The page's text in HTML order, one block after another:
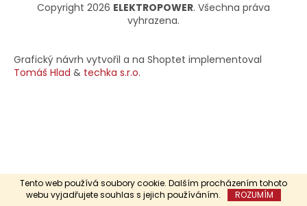
Tento web používá soubory cookie. Dalším procházením tohoto
webu vyjadřujete souhlas s jejich používáním.
ROZUMÍM
Copyright 2026 ELEKTROPOWER. Všechna práva
vyhrazena.
Grafický návrh vytvořil a na Shoptet implementoval
Tomáš Hlad & techka s.r.o.